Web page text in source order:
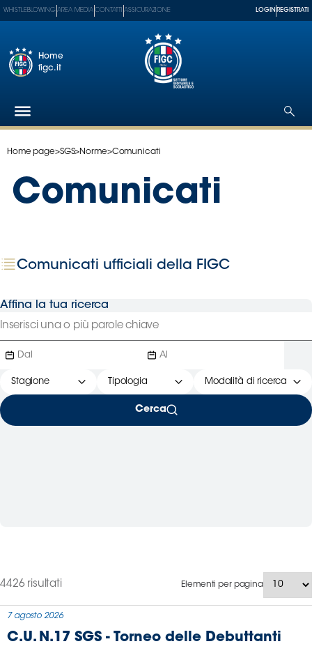
Federazione
Partner
Serie
Women
Serie
B
Femminile
Shop
Whistleblowing
WHISTLEBLOWING AREA MEDIA CONTATTI ASSICURAZIONE LOGIN REGISTRATI
Home
figc.it
Home page>SGS>Norme>Comunicati
Comunicati
Comunicati ufficiali della FIGC
Affina la tua ricerca
Stagione Tipologia Modalità di ricerca
Cerca
4426 risultati Elementi per pagina
C.U. N.17 SGS - Torneo delle Debuttanti
7 agosto 2026